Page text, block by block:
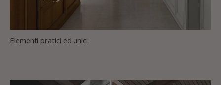
Elementi pratici ed unici